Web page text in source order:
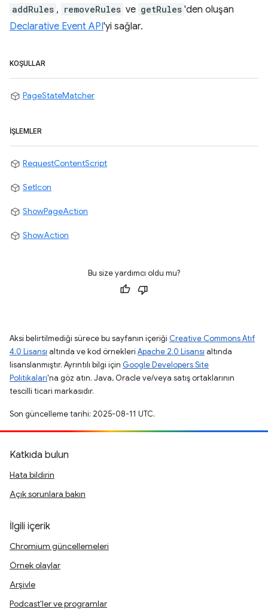
addRules , removeRules ve getRules 'den oluşan
Declarative Event API'yi sağlar.
KOŞULLAR
PageStateMatcher
İŞLEMLER
RequestContentScript
SetIcon
ShowPageAction
ShowAction
Bu size yardımcı oldu mu?
Aksi belirtilmediği sürece bu sayfanın içeriği Creative Commons Atıf
4.0 Lisansı altında ve kod örnekleri Apache 2.0 Lisansı altında
lisanslanmıştır. Ayrıntılı bilgi için Google Developers Site
Politikaları'na göz atın. Java, Oracle ve/veya satış ortaklarının
tescilli ticari markasıdır.
Son güncelleme tarihi: 2025-08-11 UTC.
Katkıda bulun
Hata bildirin
Açık sorunlara bakın
İlgili içerik
Chromium güncellemeleri
Örnek olaylar
Arşivle
Podcast'ler ve programlar